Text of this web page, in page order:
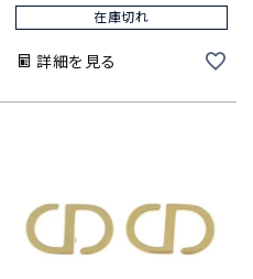
在庫切れ
詳細を見る